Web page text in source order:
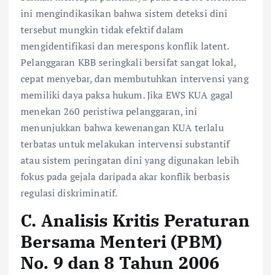
ini mengindikasikan bahwa sistem deteksi dini
tersebut mungkin tidak efektif dalam
mengidentifikasi dan merespons konflik latent.
Pelanggaran KBB seringkali bersifat sangat lokal,
cepat menyebar, dan membutuhkan intervensi yang
memiliki daya paksa hukum. Jika EWS KUA gagal
menekan 260 peristiwa pelanggaran, ini
menunjukkan bahwa kewenangan KUA terlalu
terbatas untuk melakukan intervensi substantif
atau sistem peringatan dini yang digunakan lebih
fokus pada gejala daripada akar konflik berbasis
regulasi diskriminatif.
C. Analisis Kritis Peraturan
Bersama Menteri (PBM)
No. 9 dan 8 Tahun 2006